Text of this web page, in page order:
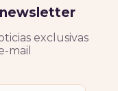
exclusivas
mail